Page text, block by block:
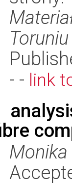
Toruniu
- - link